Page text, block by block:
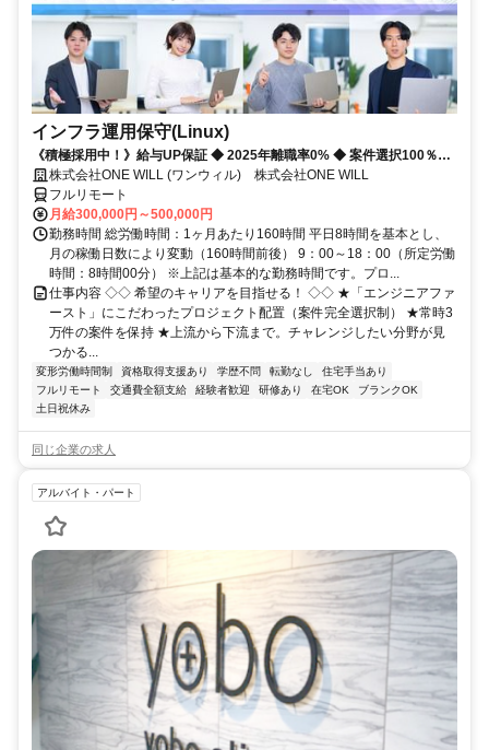
インフラ運用保守(Linux)
《積極採用中！》給与UP保証 ◆ 2025年離職率0% ◆ 案件選択100％！
◆ 平均残業7時間！
株式会社ONE WILL (ワンウィル) 株式会社ONE WILL
フルリモート
月給300,000円～500,000円
勤務時間 総労働時間：1ヶ月あたり160時間 平日8時間を基本とし、
月の稼働日数により変動（160時間前後） 9：00～18：00（所定労働
時間：8時間00分） ※上記は基本的な勤務時間です。プロ...
仕事内容 ◇◇ 希望のキャリアを目指せる！ ◇◇ ★「エンジニアファ
ースト」にこだわったプロジェクト配置（案件完全選択制） ★常時3
万件の案件を保持 ★上流から下流まで。チャレンジしたい分野が見
つかる...
変形労働時間制 資格取得支援あり 学歴不問 転勤なし
住宅手当あり
フルリモート
交通費全額支給 経験者歓迎 研修あり 在宅OK
ブランクOK
土日祝休み
同じ企業の求人
アルバイト・パート